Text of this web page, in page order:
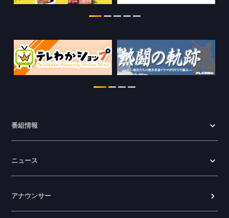
番組情報
ニュース
アナウンサー